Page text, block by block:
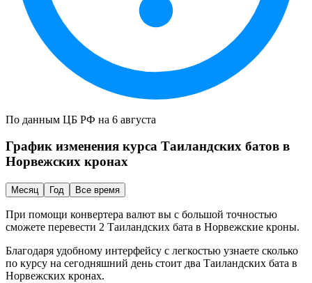
По данным ЦБ РФ на 6 августа
График изменения курса Таиландских батов в
Норвежских кронах
Месяц Год Все время
При помощи конвертера валют вы с большой точностью
сможете перевести 2 Таиландских бата в Норвежские кроны.
Благодаря удобному интерфейсу с легкостью узнаете сколько
по курсу на сегодняшний день стоит два Таиландских бата в
Норвежских кронах.